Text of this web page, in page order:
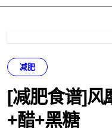
减肥
[减肥食谱]风
+醋+黑糖